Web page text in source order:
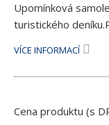
Upomínková
turistického
VÍCE INFORMACÍ
Cena produktu (s